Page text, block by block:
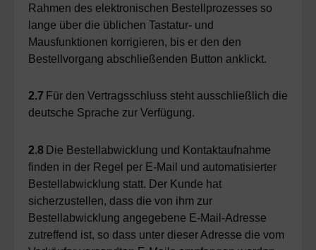
Rahmen des elektronischen Bestellprozesses so
lange über die üblichen Tastatur- und
Mausfunktionen korrigieren, bis er den den
Bestellvorgang abschließenden Button anklickt.
2.7 Für den Vertragsschluss steht ausschließlich die
deutsche Sprache zur Verfügung.
2.8 Die Bestellabwicklung und Kontaktaufnahme
finden in der Regel per E-Mail und automatisierter
Bestellabwicklung statt. Der Kunde hat
sicherzustellen, dass die von ihm zur
Bestellabwicklung angegebene E-Mail-Adresse
zutreffend ist, so dass unter dieser Adresse die vom